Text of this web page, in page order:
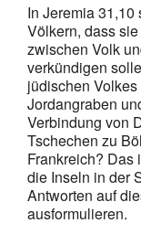
In Jeremia
Völkern, dass
zwischen Volk
verkündigen
jüdischen
Jordangraben
Verbindung von
Tschechen zu
Frankreich? Das
die Inseln in der
Antworten auf
ausformulieren.